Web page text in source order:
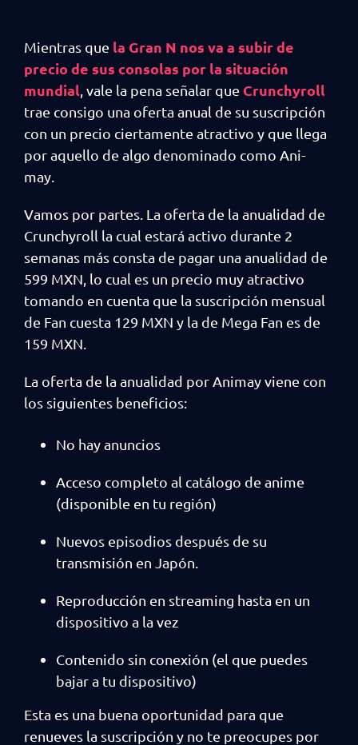
Mientras que la Gran N nos va a subir de
precio de sus consolas por la situación
mundial , vale la pena señalar que Crunchyroll
trae consigo una oferta anual de su suscripción
con un precio ciertamente atractivo y que llega
por aquello de algo denominado como Ani-
may.
Vamos por partes. La oferta de la anualidad de
Crunchyroll la cual estará activo durante 2
semanas más consta de pagar una anualidad de
599 MXN, lo cual es un precio muy atractivo
tomando en cuenta que la suscripción mensual
de Fan cuesta 129 MXN y la de Mega Fan es de
159 MXN.
La oferta de la anualidad por Animay viene con
los siguientes beneficios:
No hay anuncios
Acceso completo al catálogo de anime
(disponible en tu región)
Nuevos episodios después de su
transmisión en Japón.
Reproducción en streaming hasta en un
dispositivo a la vez
Contenido sin conexión (el que puedes
bajar a tu dispositivo)
Esta es una buena oportunidad para que
renueves la suscripción y no te preocupes por